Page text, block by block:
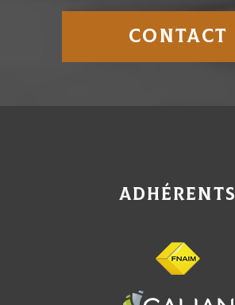
CONTACT
Adhérents